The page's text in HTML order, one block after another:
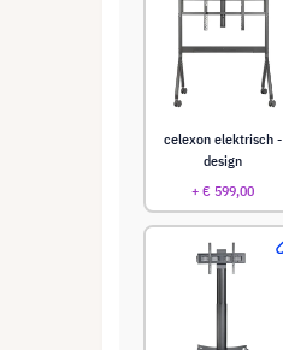
celexon elektrisch -
design
+ € 599,00